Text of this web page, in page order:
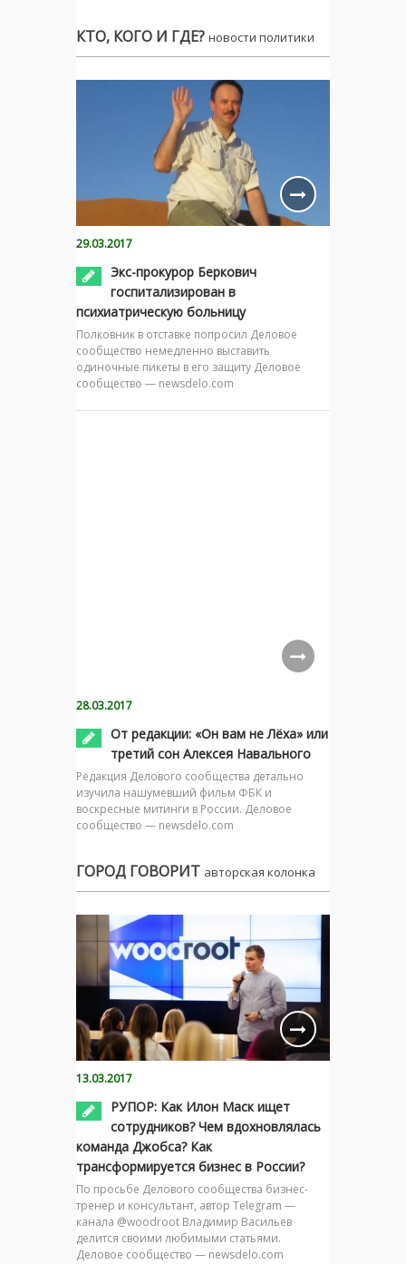
КТО, КОГО И ГДЕ? новости политики
29.03.2017
Экс-прокурор Беркович
госпитализирован в
психиатрическую больницу
Полковник в отставке попросил Деловое
сообщество немедленно выставить
одиночные пикеты в его защиту Деловое
сообщество — newsdelo.com
28.03.2017
От редакции: «Он вам не Лёха» или
третий сон Алексея Навального
Редакция Делового сообщества детально
изучила нашумевший фильм ФБК и
воскресные митинги в России. Деловое
сообщество — newsdelo.com
ГОРОД ГОВОРИТ авторская колонка
13.03.2017
РУПОР: Как Илон Маск ищет
сотрудников? Чем вдохновлялась
команда Джобса? Как
трансформируется бизнес в России?
По просьбе Делового сообщества бизнес-
тренер и консультант, автор Telegram —
канала @woodroot Владимир Васильев
делится своими любимыми статьями.
Деловое сообщество — newsdelo.com